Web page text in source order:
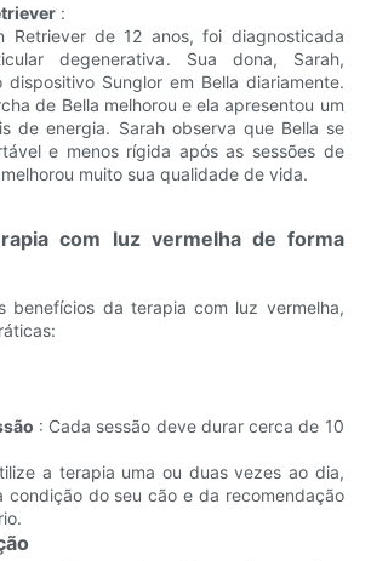
:
Retriever de 12 anos, foi diagnosticada
degenerativa. Sua dona, Sarah,
Sunglor em Bella diariamente.
de Bella melhorou e ela apresentou um
de energia. Sarah observa que Bella se
e menos rígida após as sessões de
muito sua qualidade de vida.
com luz vermelha de forma
benefícios da terapia com luz vermelha,
: Cada sessão deve durar cerca de 10
a terapia uma ou duas vezes ao dia,
condição do seu cão e da recomendação